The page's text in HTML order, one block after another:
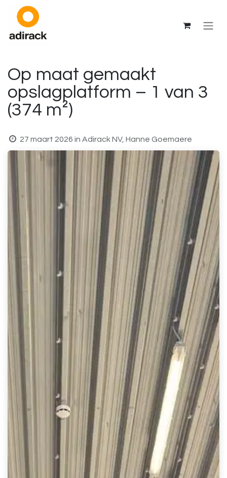
Overslaan naar inhoud
Op maat gemaakt
opslagplatform – 1 van 3
(374 m²)
27 maart 2026 in Adirack NV, Hanne Goemaere